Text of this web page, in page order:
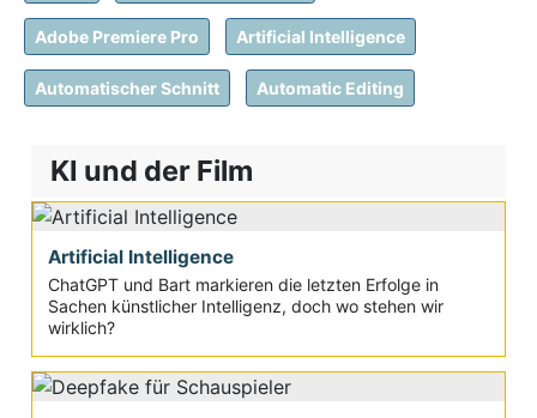
Adobe Premiere Pro Artificial Intelligence
Automatischer Schnitt Automatic Editing
KI und der Film
Artificial Intelligence
ChatGPT und Bart markieren die letzten Erfolge in
Sachen künstlicher Intelligenz, doch wo stehen wir
wirklich?